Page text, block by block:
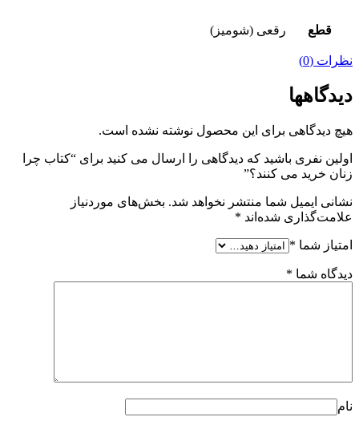
قطع رقعی (شومیز)
نظرات (0)
دیدگاهها
هیچ دیدگاهی برای این محصول نوشته نشده است.
اولین نفری باشید که دیدگاهی را ارسال می کنید برای “کتاب چرا
زنان خرید می کنند؟”
نشانی ایمیل شما منتشر نخواهد شد. بخش‌های موردنیاز
علامت‌گذاری شده‌اند *
امتیاز شما *
دیدگاه شما *
نام